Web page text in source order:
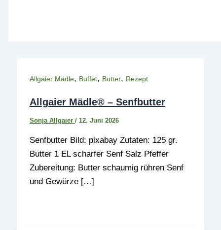
Allgaier Mädle, Buffet, Butter, Rezept
Allgaier Mädle® – Senfbutter
Sonja Allgaier / 12. Juni 2026
Senfbutter Bild: pixabay Zutaten: 125 gr.
Butter 1 EL scharfer Senf Salz Pfeffer
Zubereitung: Butter schaumig rühren Senf
und Gewürze […]